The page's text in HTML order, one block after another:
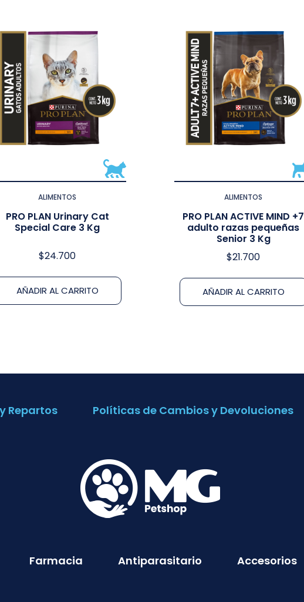
ALIMENTOS
PRO PLAN Urinary Cat
Special Care 3 Kg
$24.700
AÑADIR AL CARRITO
ALIMENTOS
PRO PLAN ACTIVE MIND +7
adulto razas pequeñas
Senior 3 Kg
$21.700
AÑADIR AL CARRITO
Repartos Políticas de Cambios y Devoluciones
Farmacia Antiparasitario Accesorios